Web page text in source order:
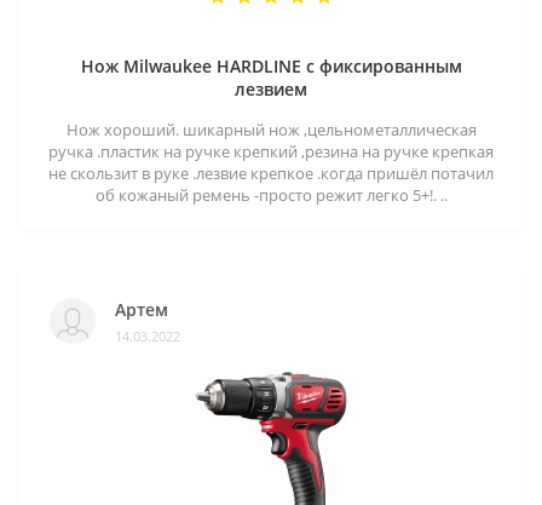
Нож Milwaukee HARDLINE с фиксированным
лезвием
Нож хороший. шикарный нож ,цельнометаллическая
ручка .пластик на ручке крепкий ,резина на ручке крепкая
не скользит в руке .лезвие крепкое .когда пришёл потачил
об кожаный ремень -просто режит легко 5+!. ..
Артем
14.03.2022